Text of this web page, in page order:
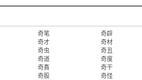
奇笔
奇辟
奇才
奇材
奇虫
奇丑
奇道
奇度
奇賌
奇干
奇股 奇怪